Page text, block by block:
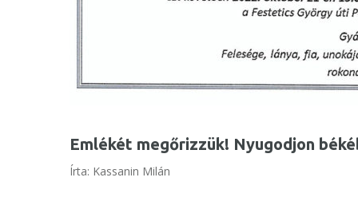
Emlékét megőrizzük! Nyugodjon
Írta: Kassanin Milán